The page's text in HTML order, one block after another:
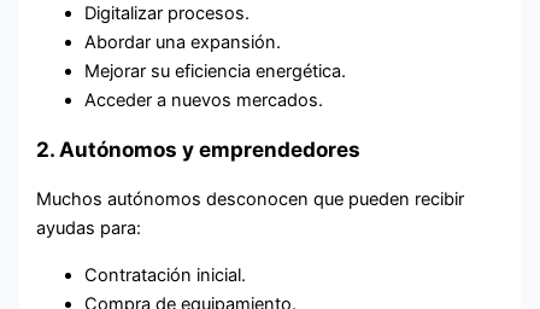
Digitalizar procesos.
Abordar una expansión.
Mejorar su eficiencia energética.
Acceder a nuevos mercados.
2. Autónomos y emprendedores
Muchos autónomos desconocen que pueden recibir
ayudas para:
Contratación inicial.
Compra de equipamiento.